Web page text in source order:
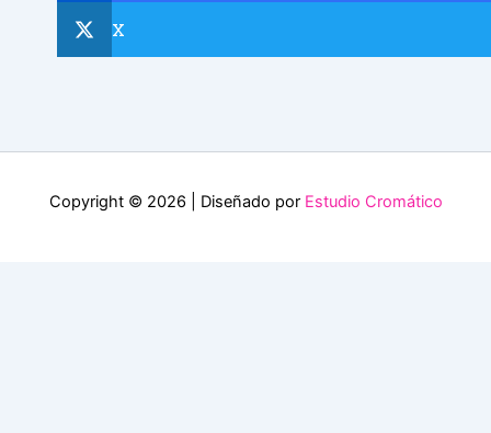
X
Copyright © 2026 | Diseñado por Estudio Cromático